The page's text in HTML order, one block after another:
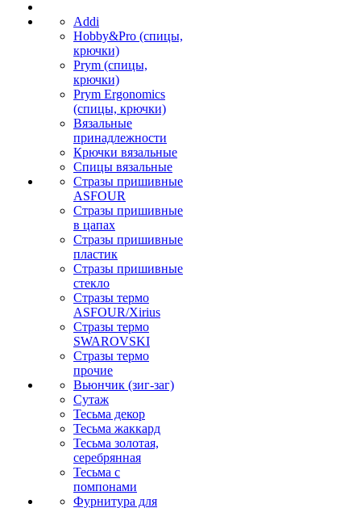
Addi
Hobby&Pro (спицы,
крючки)
Prym (спицы,
крючки)
Prym Ergonomics
(спицы, крючки)
Вязальные
принадлежности
Крючки вязальные
Спицы вязальные
Стразы пришивные
ASFOUR
Стразы пришивные
в цапах
Стразы пришивные
пластик
Стразы пришивные
стекло
Стразы термо
ASFOUR/Xirius
Стразы термо
SWAROVSKI
Стразы термо
прочие
Вьюнчик (зиг-заг)
Сутаж
Тесьма декор
Тесьма жаккард
Тесьма золотая,
серебрянная
Тесьма с
помпонами
Фурнитура для